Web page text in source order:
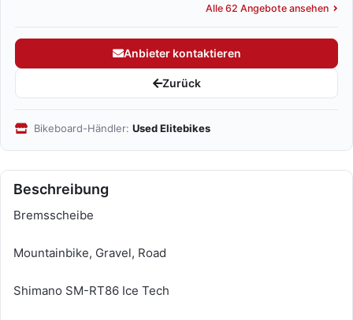
Alle 62 Angebote ansehen
Anbieter kontaktieren
Zurück
Bikeboard-Händler: Used Elitebikes
Beschreibung
Bremsscheibe
Mountainbike, Gravel, Road
Shimano SM-RT86 Ice Tech